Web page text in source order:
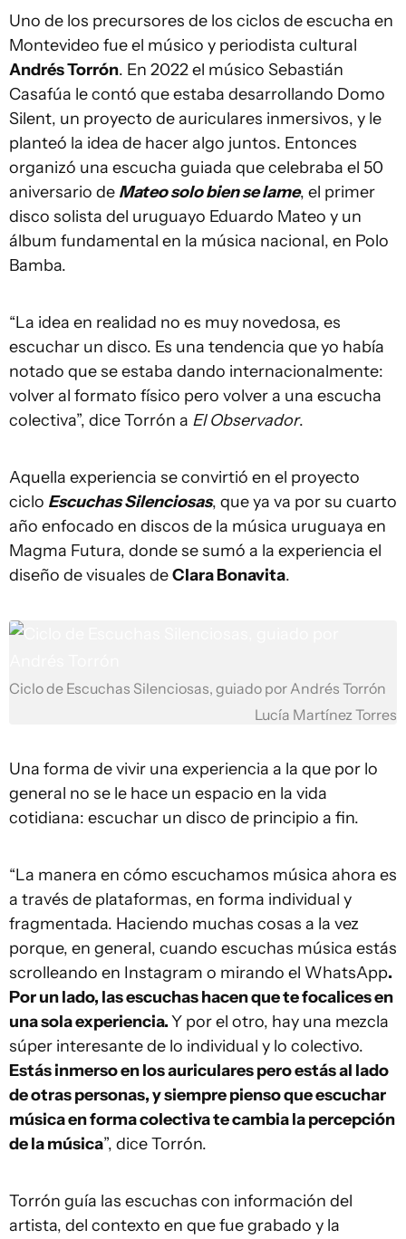
Uno de los precursores de los ciclos de escucha en
Montevideo fue el músico y periodista cultural
Andrés Torrón. En 2022 el músico Sebastián
Casafúa le contó que estaba desarrollando Domo
Silent, un proyecto de auriculares inmersivos, y le
planteó la idea de hacer algo juntos. Entonces
organizó una escucha guiada que celebraba el 50
aniversario de Mateo solo bien se lame, el primer
disco solista del uruguayo Eduardo Mateo y un
álbum fundamental en la música nacional, en Polo
Bamba.
“La idea en realidad no es muy novedosa, es
escuchar un disco. Es una tendencia que yo había
notado que se estaba dando internacionalmente:
volver al formato físico pero volver a una escucha
colectiva”, dice Torrón a El Observador.
Aquella experiencia se convirtió en el proyecto
ciclo Escuchas Silenciosas, que ya va por su cuarto
año enfocado en discos de la música uruguaya en
Magma Futura, donde se sumó a la experiencia el
diseño de visuales deClara Bonavita.
Ciclo de Escuchas Silenciosas, guiado por Andrés Torrón
Lucía Martínez Torres
Una forma de vivir una experiencia a la que por lo
general no se le hace un espacio en la vida
cotidiana: escuchar un disco de principio a fin.
“La manera en cómo escuchamos música ahora es
a través de plataformas, en forma individual y
fragmentada. Haciendo muchas cosas a la vez
porque, en general, cuando escuchas música estás
scrolleando en Instagram o mirando el WhatsApp.
Por un lado, las escuchas hacen que te focalices en
una sola experiencia.Y por el otro, hay una mezcla
súper interesante de lo individual y lo colectivo.
Estás inmerso en los auriculares pero estás al lado
de otras personas, y siempre pienso que escuchar
música en forma colectiva te cambia la percepción
de la música”, dice Torrón.
Torrón guía las escuchas con información del
artista, del contexto en que fue grabado y la